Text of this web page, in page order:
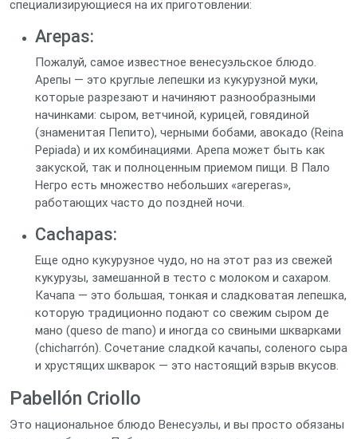
специализирующиеся на их приготовлении:
Arepas:
Пожалуй, самое известное венесуэльское блюдо.
Арепы — это круглые лепешки из кукурузной муки,
которые разрезают и начиняют разнообразными
начинками: сыром, ветчиной, курицей, говядиной
(знаменитая Пепито), черными бобами, авокадо (Reina
Pepiada) и их комбинациями. Арепа может быть как
закуской, так и полноценным приемом пищи. В Пало
Негро есть множество небольших «areperas»,
работающих часто до поздней ночи.
Cachapas:
Еще одно кукурузное чудо, но на этот раз из свежей
кукурузы, замешанной в тесто с молоком и сахаром.
Качапа — это большая, тонкая и сладковатая лепешка,
которую традиционно подают со свежим сыром де
мано (queso de mano) и иногда со свиными шкварками
(chicharrón). Сочетание сладкой качапы, соленого сыра
и хрустящих шкварок — это настоящий взрыв вкусов.
Pabellón Criollo
Это национальное блюдо Венесуэлы, и вы просто обязаны